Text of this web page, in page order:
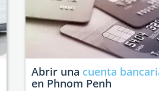
Abrir una cuenta
en Phnom Penh